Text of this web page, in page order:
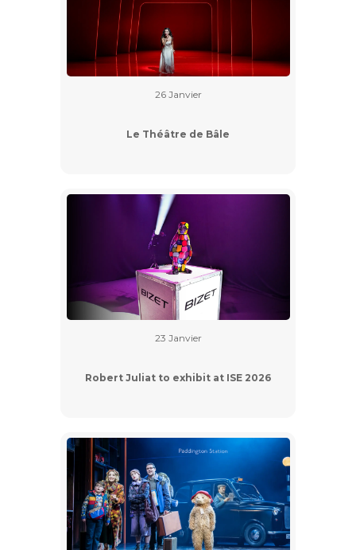
26 Janvier
Le Théâtre de Bâle
23 Janvier
Robert Juliat to exhibit at ISE 2026